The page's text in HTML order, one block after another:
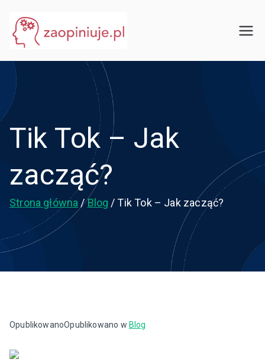
treści
Tik Tok – Jak
zacząć?
Strona główna Blog Tik Tok – Jak zacząć?
OpublikowanoOpublikowano w Blog